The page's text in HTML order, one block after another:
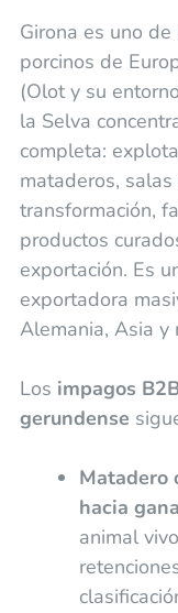
Girona es uno
porcinos de
(Olot y su
la Selva
completa:
mataderos,
transformación,
productos
exportación. Es
exportadora
Alemania, Asia y
Los impagos
gerundense
Matadero
hacia
animal